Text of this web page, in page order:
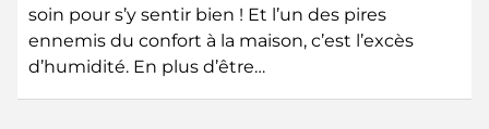
soin pour s’y sentir bien ! Et l’un des pires
ennemis du confort à la maison, c’est l’excès
d’humidité. En plus d’être…